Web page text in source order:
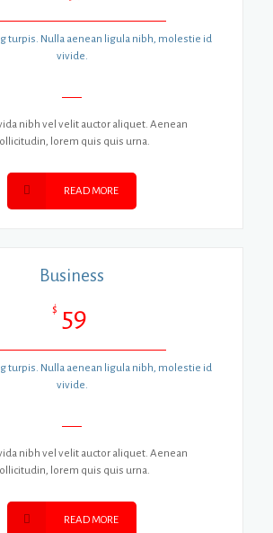
turpis. Nulla aenean ligula nibh, molestie id
vivide.
nibh vel velit auctor aliquet. Aenean
lorem quis quis urna.
READ MORE
Business
$ 59
turpis. Nulla aenean ligula nibh, molestie id
vivide.
nibh vel velit auctor aliquet. Aenean
lorem quis quis urna.
READ MORE